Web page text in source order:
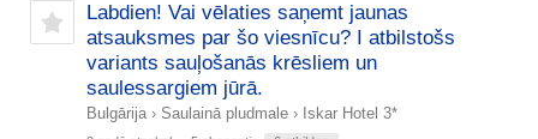
Labdien! Vai vēlaties saņemt jaunas
atsauksmes par šo viesnīcu? І atbilstošs
variants sauļošanās krēsliem un
saulessargiem jūrā.
Bulgārija › Saulainā pludmale › Iskar Hotel 3*